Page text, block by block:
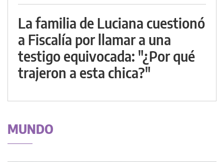
La familia de Luciana cuestionó
a Fiscalía por llamar a una
testigo equivocada: "¿Por qué
trajeron a esta chica?"
MUNDO